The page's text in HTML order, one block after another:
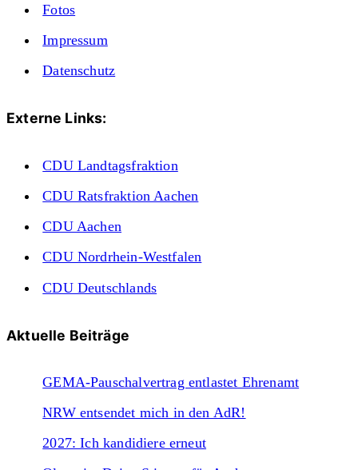
Fotos
Impressum
Datenschutz
Externe Links:
CDU Landtagsfraktion
CDU Ratsfraktion Aachen
CDU Aachen
CDU Nordrhein-Westfalen
CDU Deutschlands
Aktuelle Beiträge
GEMA-Pauschalvertrag entlastet Ehrenamt
NRW entsendet mich in den AdR!
2027: Ich kandidiere erneut